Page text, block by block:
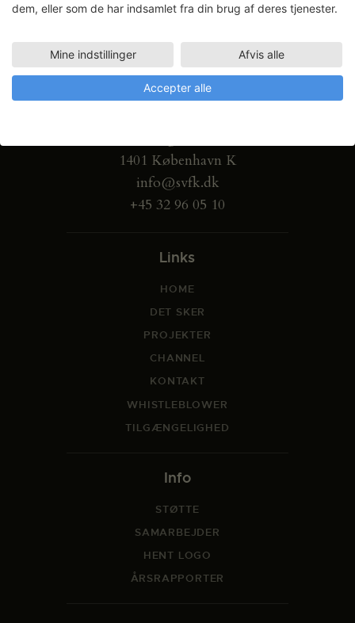
1401 København K
info@svfk.dk
+45 32 96 05 10
Links
HOME
DET SKER
PROJEKTER
CHANNEL
KONTAKT
WHISTLEBLOWER
TILGÆNGELIGHED
Info
STØTTE
SAMARBEJDER
HENT LOGO
ÅRSRAPPORTER
dem, eller som de har indsamlet fra din brug af deres tjenester.
Mine indstillinger Afvis alle
Accepter alle